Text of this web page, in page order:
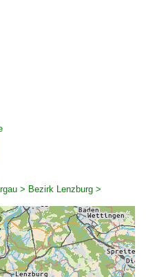
> Bezirk Lenzburg >